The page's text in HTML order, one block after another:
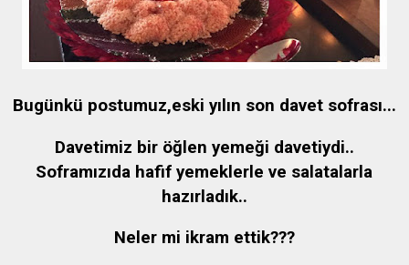
Bugünkü postumuz,eski yılın son davet sofrası...
Davetimiz bir öğlen yemeği davetiydi..
Soframızıda hafif yemeklerle ve salatalarla
hazırladık..
Neler mi ikram ettik???